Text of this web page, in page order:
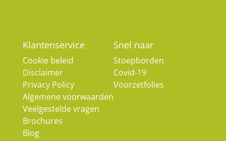
Klantenservice
Cookie beleid
Disclaimer
Privacy Policy
Algemene voorwaarden
Veelgestelde vragen
Brochures
Blog
Snel naar
Stoepborden
Covid-19
Voorzetfolies